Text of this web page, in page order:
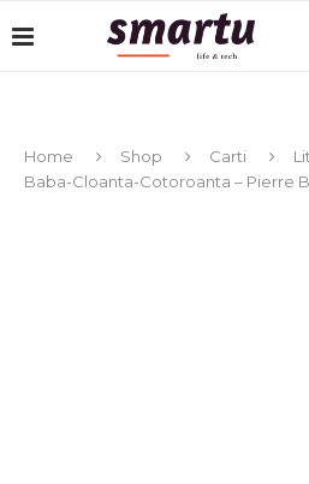
Home Shop Carti
Baba-Cloanta-Cotoroanta – Pierre